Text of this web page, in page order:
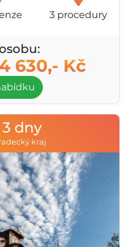
3 procedury
630,- Kč
dny
kraj